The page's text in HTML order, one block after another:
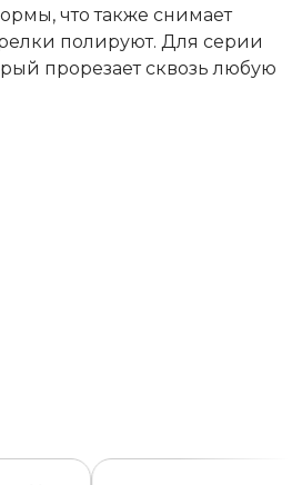
что также снимает
полируют. Для серии
прорезает сквозь любую